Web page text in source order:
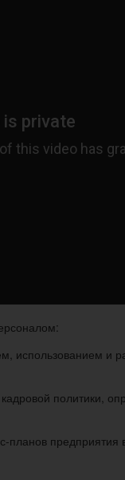
использованием и
политики,
планов